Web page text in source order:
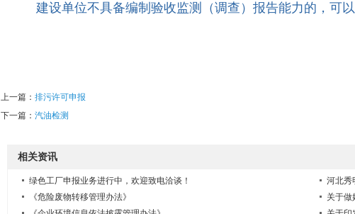
建设单位不具备编制验收监测（调查）报告能力的，可以
上一篇： 排污许可申报
下一篇： 汽油检测
相关资讯
绿色工厂申报业务进行中，欢迎致电洽谈！
河北秀
《危险废物转移管理办法》
关于做